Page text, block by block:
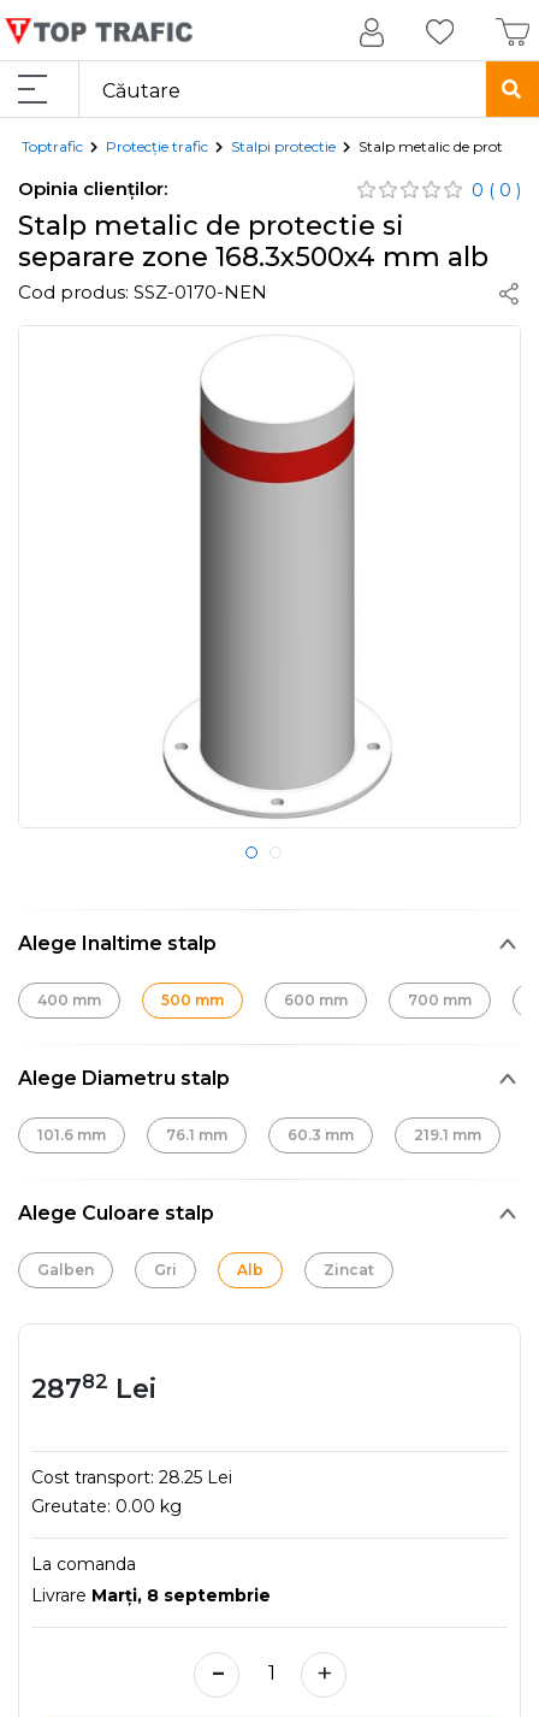
Toptrafic Protecție trafic Stalpi protectie Stalp metalic de
Opinia clienților: 0 ( 0 )
Stalp metalic de protectie si
separare zone 168.3x500x4 mm alb
Cod produs: SSZ-0170-NEN
Alege Inaltime stalp
400 mm 500 mm 600 mm 700 mm
Alege Diametru stalp
101.6 mm 76.1 mm 60.3 mm 219.1 mm
Alege Culoare stalp
Galben Gri Alb Zincat
28782 Lei
Cost transport: 28.25 Lei
Greutate: 0.00 kg
La comanda
Livrare Marţi, 8 septembrie
- +